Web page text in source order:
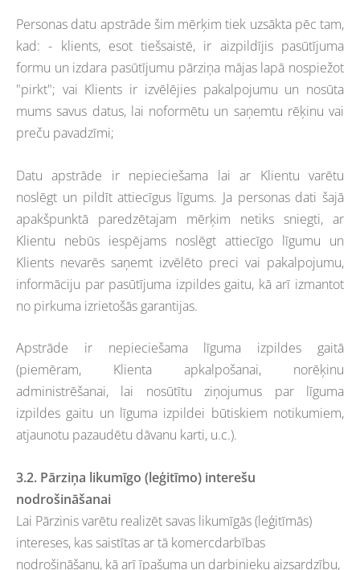
Personas datu apstrāde šim mērķim tiek uzsākta pēc tam,
kad: - klients, esot tiešsaistē, ir aizpildījis pasūtījuma
formu un izdara pasūtījumu pārziņa mājas lapā nospiežot
"pirkt"; vai Klients ir izvēlējies pakalpojumu un nosūta
mums savus datus, lai noformētu un saņemtu rēķinu vai
preču pavadzīmi;
Datu apstrāde ir nepieciešama lai ar Klientu varētu
noslēgt un pildīt attiecīgus līgums. Ja personas dati šajā
apakšpunktā paredzētajam mērķim netiks sniegti, ar
Klientu nebūs iespējams noslēgt attiecīgo līgumu un
Klients nevarēs saņemt izvēlēto preci vai pakalpojumu,
informāciju par pasūtījuma izpildes gaitu, kā arī izmantot
no pirkuma izrietošās garantijas.
Apstrāde ir nepieciešama līguma izpildes gaitā
(piemēram, Klienta apkalpošanai, norēķinu
administrēšanai, lai nosūtītu ziņojumus par līguma
izpildes gaitu un līguma izpildei būtiskiem notikumiem,
atjaunotu pazaudētu dāvanu karti, u.c.).
3.2. Pārziņa likumīgo (leģitīmo) interešu
nodrošināšanai
Lai Pārzinis varētu realizēt savas likumīgās (leģitīmās)
intereses, kas saistītas ar tā komercdarbības
nodrošināšanu, kā arī īpašuma un darbinieku aizsardzību,